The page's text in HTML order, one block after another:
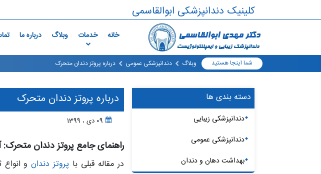
کلینیک دندانپزشکی ابوالقاسمی
خانه خدمات وبلاگ درباره ما
شما اینجا هستید وبلاگ دندانپزشکی عمومی درباره پروتز دندان متحرک
درباره پروتز دندان متحرک
09 دی ، 1399
راهنمای جامع پروتز دندان متحرک:
در مقاله قبلی با پروتز دندانو انواع
دسته بندی ها
دندانپزشکی زیبایی
دندانپزشکی عمومی
بهداشت دهان و دندان